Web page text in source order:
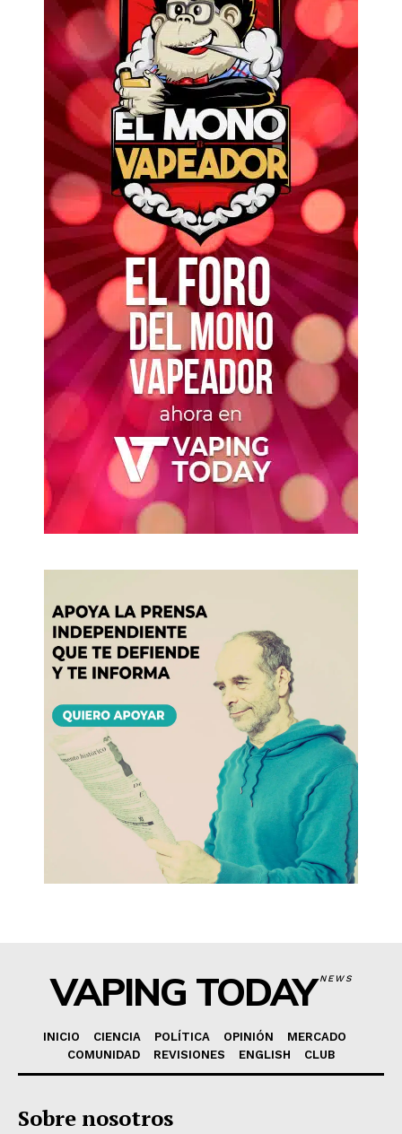
VAPING TODAYNEWS
INICIO CIENCIA POLÍTICA OPINIÓN
MERCADO
COMUNIDAD
REVISIONES ENGLISH CLUB
Sobre nosotros